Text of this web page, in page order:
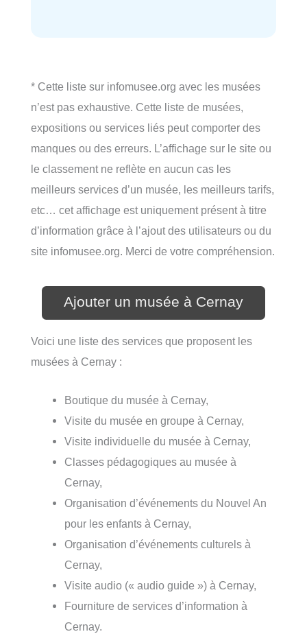
* Cette liste sur infomusee.org avec les musées
n’est pas exhaustive. Cette liste de musées,
expositions ou services liés peut comporter des
manques ou des erreurs. L’affichage sur le site ou
le classement ne reflète en aucun cas les
meilleurs services d’un musée, les meilleurs tarifs,
etc… cet affichage est uniquement présent à titre
d’information grâce à l’ajout des utilisateurs ou du
site infomusee.org. Merci de votre compréhension.
Ajouter un musée à Cernay
Voici une liste des services que proposent les
musées à Cernay :
Boutique du musée à Cernay,
Visite du musée en groupe à Cernay,
Visite individuelle du musée à Cernay,
Classes pédagogiques au musée à
Cernay,
Organisation d’événements du Nouvel An
pour les enfants à Cernay,
Organisation d’événements culturels à
Cernay,
Visite audio (« audio guide ») à Cernay,
Fourniture de services d’information à
Cernay.